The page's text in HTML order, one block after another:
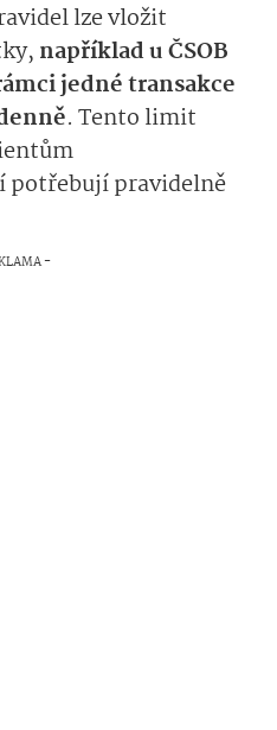
lze vložit
například u ČSOB
jedné transakce
. Tento limit
pravidelně